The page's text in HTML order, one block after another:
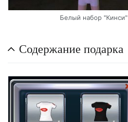
Белый набор "Кинси"
Содержание подарка